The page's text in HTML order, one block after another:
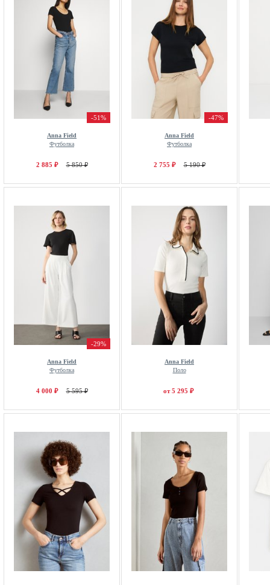
-51%
Anna Field
Футболка
2 885 ₽ 5 850 ₽
-47%
Anna Field
Футболка
2 755 ₽ 5 190 ₽
-29%
Anna Field
Футболка
4 000 ₽ 5 595 ₽
Anna Field
Поло
от 5 295 ₽